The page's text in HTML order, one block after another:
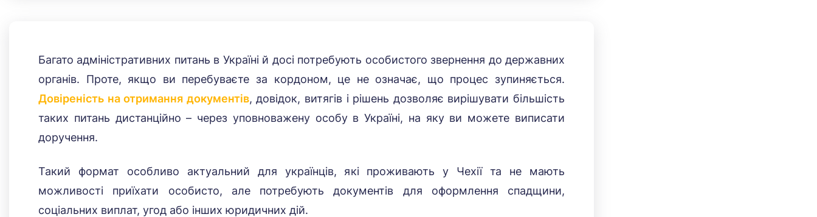
Багато адміністративних питань в Україні й досі потребують особистого звернення до державних
органів. Проте, якщо ви перебуваєте за кордоном, це не означає, що процес зупиняється.
Довіреність на отримання документів, довідок, витягів і рішень дозволяє вирішувати більшість
таких питань дистанційно – через уповноважену особу в Україні, на яку ви можете виписати
доручення.
Такий формат особливо актуальний для українців, які проживають у Чехії та не мають
можливості приїхати особисто, але потребують документів для оформлення спадщини,
соціальних виплат, угод або інших юридичних дій.